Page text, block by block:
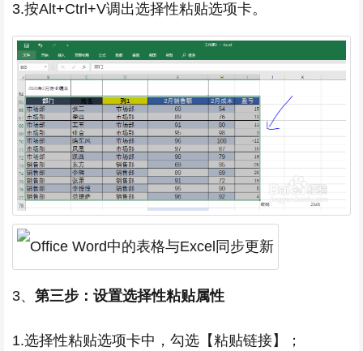
3.按Alt+Ctrl+V调出选择性粘贴选项卡。
3、 第三步：设置选择性粘贴属性
1.选择性粘贴选项卡中，勾选【粘贴链接】；